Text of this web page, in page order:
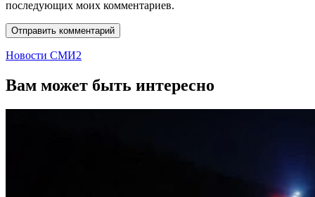
последующих моих комментариев.
Новости СМИ2
Вам может быть интересно